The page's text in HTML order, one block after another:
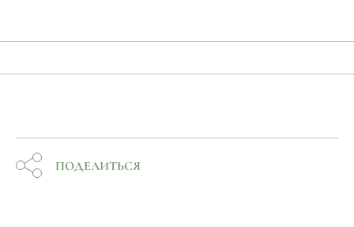
ПОДЕЛИТЬСЯ